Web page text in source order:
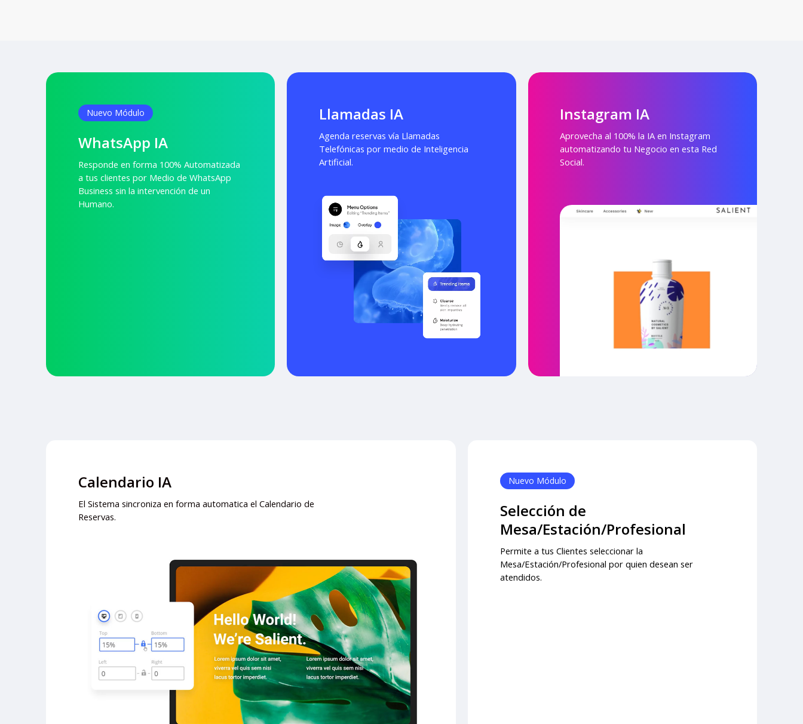
Nuevo Módulo
WhatsApp IA
Responde en forma 100% Automatizada
a tus clientes por Medio de WhatsApp
Business sin la intervención de un
Humano.
Llamadas IA
Agenda reservas vía Llamadas
Telefónicas por medio de Inteligencia
Artificial.
Instagram IA
Aprovecha al 100% la IA en Instagram
automatizando tu Negocio en esta Red
Social.
Calendario IA
El Sistema sincroniza en forma automatica el Calendario de
Reservas.
Nuevo Módulo
Selección de
Mesa/Estación/Profesional
Permite a tus Clientes seleccionar la
Mesa/Estación/Profesional por quien desean ser
atendidos.